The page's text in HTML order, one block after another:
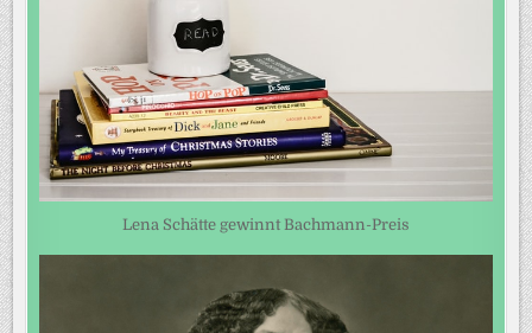
Lena Schätte gewinnt Bachmann-Preis